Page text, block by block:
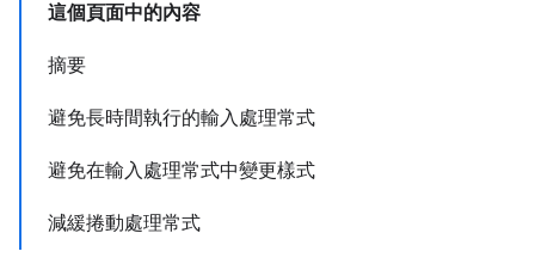
這個頁面中的內容
摘要
避免長時間執行的輸入處理常式
避免在輸入處理常式中變更樣式
減緩捲動處理常式